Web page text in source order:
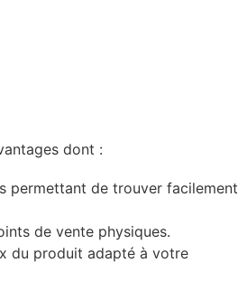
dont :
permettant de trouver facilement
de vente physiques.
du produit adapté à votre